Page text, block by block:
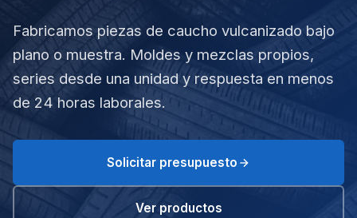
Fabricamos piezas de caucho vulcanizado bajo
plano o muestra. Moldes y mezclas propios,
series desde una unidad y respuesta en menos
de 24 horas laborales.
Solicitar presupuesto
Ver productos